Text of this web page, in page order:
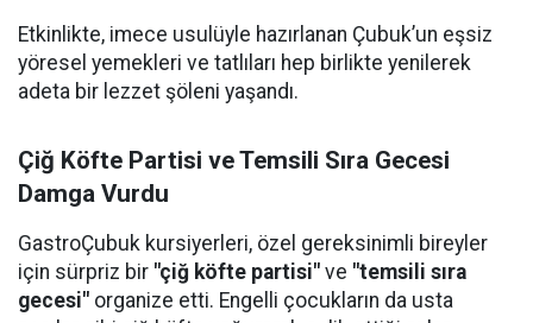
Etkinlikte, imece usulüyle hazırlanan Çubuk’un eşsiz
yöresel yemekleri ve tatlıları hep birlikte yenilerek
adeta bir lezzet şöleni yaşandı.
Çiğ Köfte Partisi ve Temsili Sıra Gecesi
Damga Vurdu
GastroÇubuk kursiyerleri, özel gereksinimli bireyler
için sürpriz bir "çiğ köfte partisi" ve "temsili sıra
gecesi" organize etti. Engelli çocukların da usta